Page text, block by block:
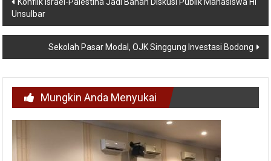
pos
Unsulbar
Sekolah Pasar Modal, OJK Singgung Investasi Bodong
Mungkin Anda Menyukai